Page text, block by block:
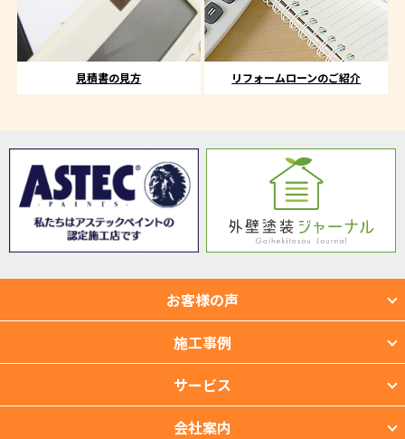
見積書の見方 リフォームローンのご紹介
お客様の声
施工事例
サービス
会社案内